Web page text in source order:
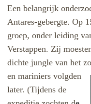
Een belangrijk
Antares-gebergte. Op
groep, onder leiding
Verstappen. Zij
dichte jungle van het
en mariniers volgden
later. (Tijdens de